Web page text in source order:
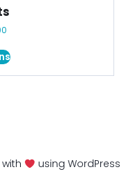
$89.00
through
$99.00
product
has
be
using WordPress